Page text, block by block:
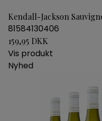
Kendall-Jackson
81584130406
159,95 DKK
Vis produkt
Nyhed